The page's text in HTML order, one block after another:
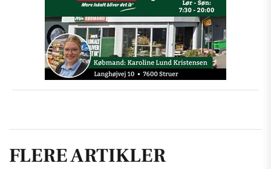
FLERE ARTIKLER